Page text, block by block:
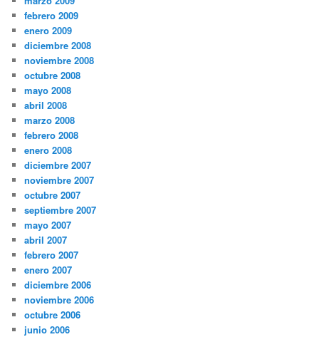
febrero 2009
enero 2009
diciembre 2008
noviembre 2008
octubre 2008
mayo 2008
abril 2008
marzo 2008
febrero 2008
enero 2008
diciembre 2007
noviembre 2007
octubre 2007
septiembre 2007
mayo 2007
abril 2007
febrero 2007
enero 2007
diciembre 2006
noviembre 2006
octubre 2006
junio 2006